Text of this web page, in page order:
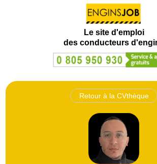
Le site d'emploi
des conducteurs
Retour à la CVthèque